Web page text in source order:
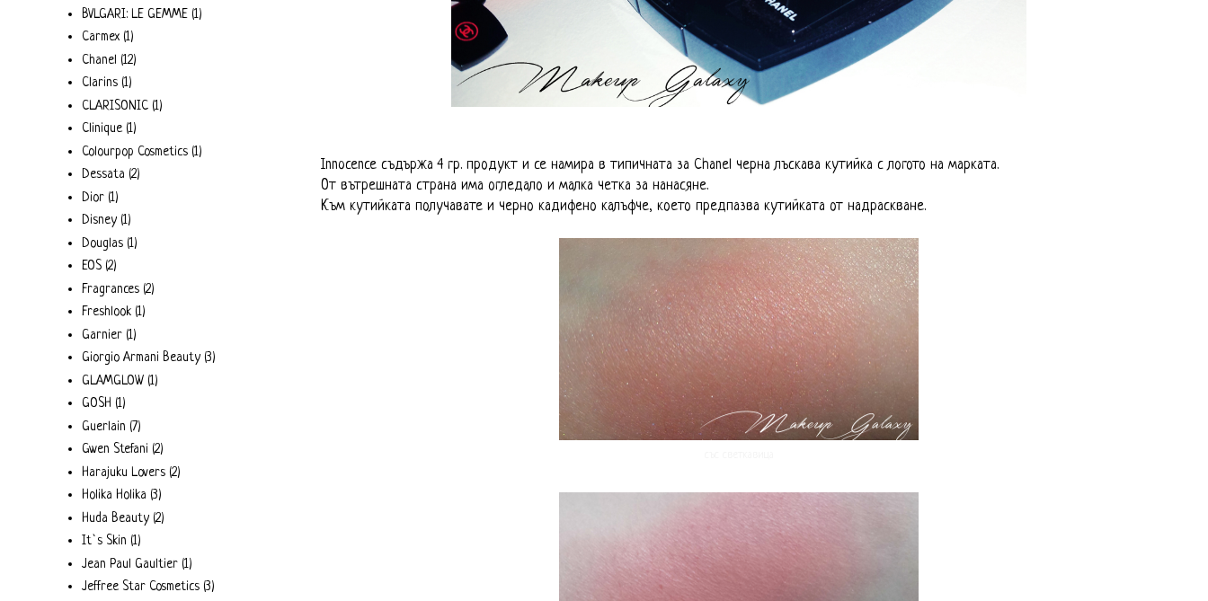
Innocence съдържа 4 гр. продукт и се намира в типичната за Chanel черна лъскава кутийка с логото на марката.
От вътрешната страна има огледало и малка четка за нанасяне.
Към кутийката получавате и черно кадифено калъфче, което предпазва кутийката от надраскване.
BVLGARI: LE GEMME (1)
Carmex (1)
Chanel (12)
Clarins (1)
CLARISONIC (1)
Clinique (1)
Colourpop Cosmetics (1)
Dessata (2)
Dior (1)
Disney (1)
Douglas (1)
EOS (2)
Fragrances (2)
Freshlook (1)
Garnier (1)
Giorgio Armani Beauty (3)
GLAMGLOW (1)
GOSH (1)
Guerlain (7)
Gwen Stefani (2)
Harajuku Lovers (2)
Holika Holika (3)
Huda Beauty (2)
It`s Skin (1)
Jean Paul Gaultier (1)
Jeffree Star Cosmetics (3)